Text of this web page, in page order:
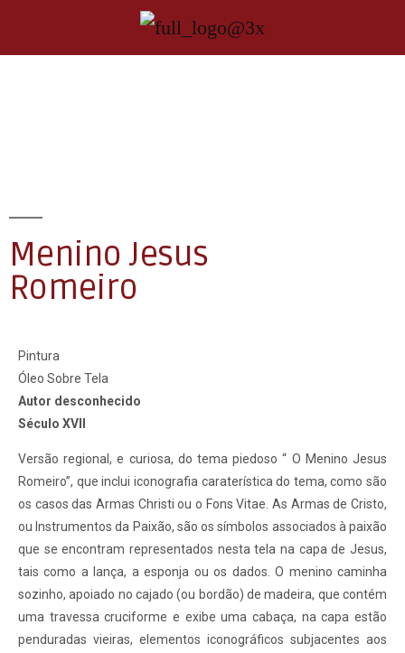
Menino Jesus
Romeiro
Pintura
Óleo Sobre Tela
Autor desconhecido
Século XVII
Versão regional, e curiosa, do tema piedoso “ O Menino Jesus
Romeiro”, que inclui iconografia caraterística do tema, como são
os casos das Armas Christi ou o Fons Vitae. As Armas de Cristo,
ou Instrumentos da Paixão, são os símbolos associados à paixão
que se encontram representados nesta tela na capa de Jesus,
tais como a lança, a esponja ou os dados. O menino caminha
sozinho, apoiado no cajado (ou bordão) de madeira, que contém
uma travessa cruciforme e exibe uma cabaça, na capa estão
penduradas vieiras, elementos iconográficos subjacentes aos